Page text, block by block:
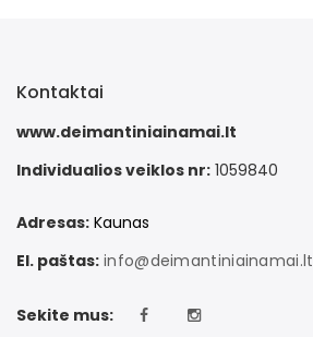
Kontaktai
www.deimantiniainamai.lt
Individualios veiklos nr: 1059840
Adresas: Kaunas
El. paštas: info@deimantiniainamai.lt
Sekite mus: